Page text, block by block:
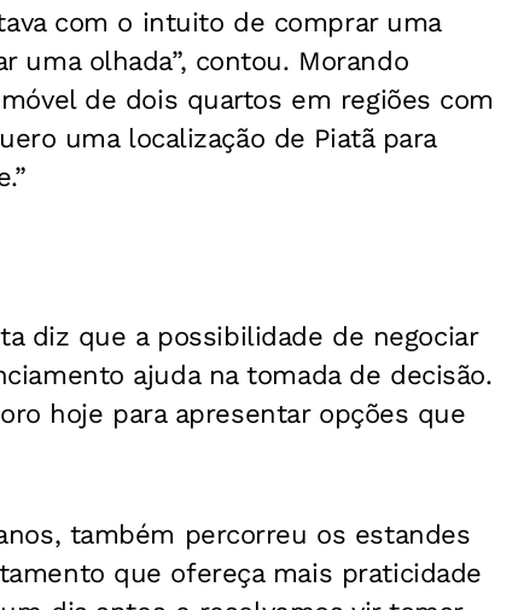
com o intuito de comprar uma
uma olhada”, contou. Morando
de dois quartos em regiões com
uma localização de Piatã para
diz que a possibilidade de negociar
ajuda na tomada de decisão.
hoje para apresentar opções que
também percorreu os estandes
que ofereça mais praticidade